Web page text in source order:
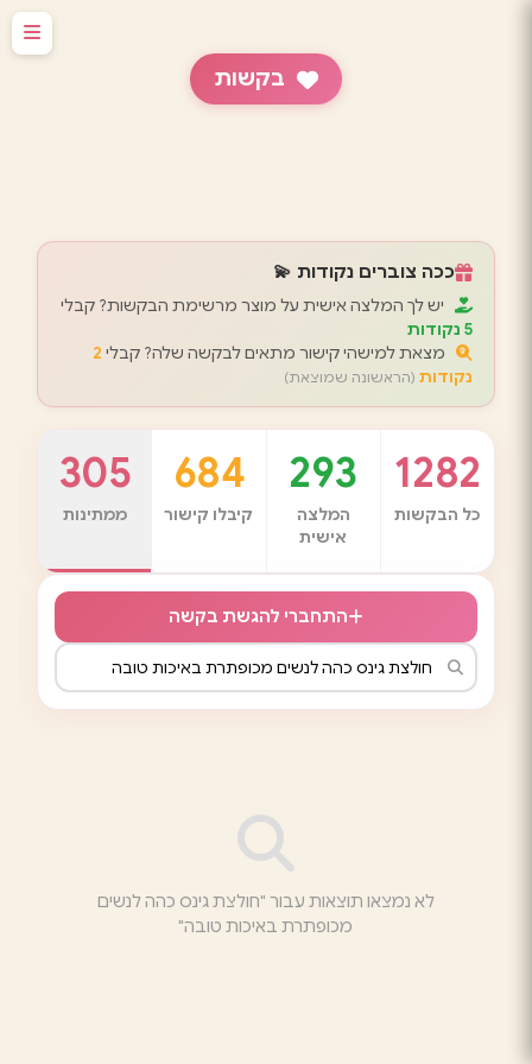
בקשות
ככה צוברים נקודות 💫
יש לך המלצה אישית על מוצר מרשימת הבקשות? קבלי
5 נקודות
מצאת למישהי קישור מתאים לבקשה שלה? קבלי 2
נקודות (הראשונה שמוצאת)
1282
כל הבקשות
293
המלצה
אישית
684
קיבלו קישור
305
ממתינות
התחברי להגשת בקשה
לא נמצאו תוצאות עבור "חולצת גינס כהה לנשים
מכופתרת באיכות טובה"